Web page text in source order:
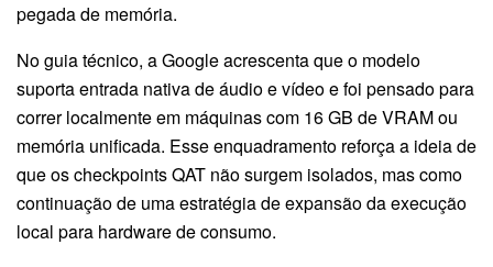
pegada de memória.
No guia técnico, a Google acrescenta que o modelo
suporta entrada nativa de áudio e vídeo e foi pensado para
correr localmente em máquinas com 16 GB de VRAM ou
memória unificada. Esse enquadramento reforça a ideia de
que os checkpoints QAT não surgem isolados, mas como
continuação de uma estratégia de expansão da execução
local para hardware de consumo.